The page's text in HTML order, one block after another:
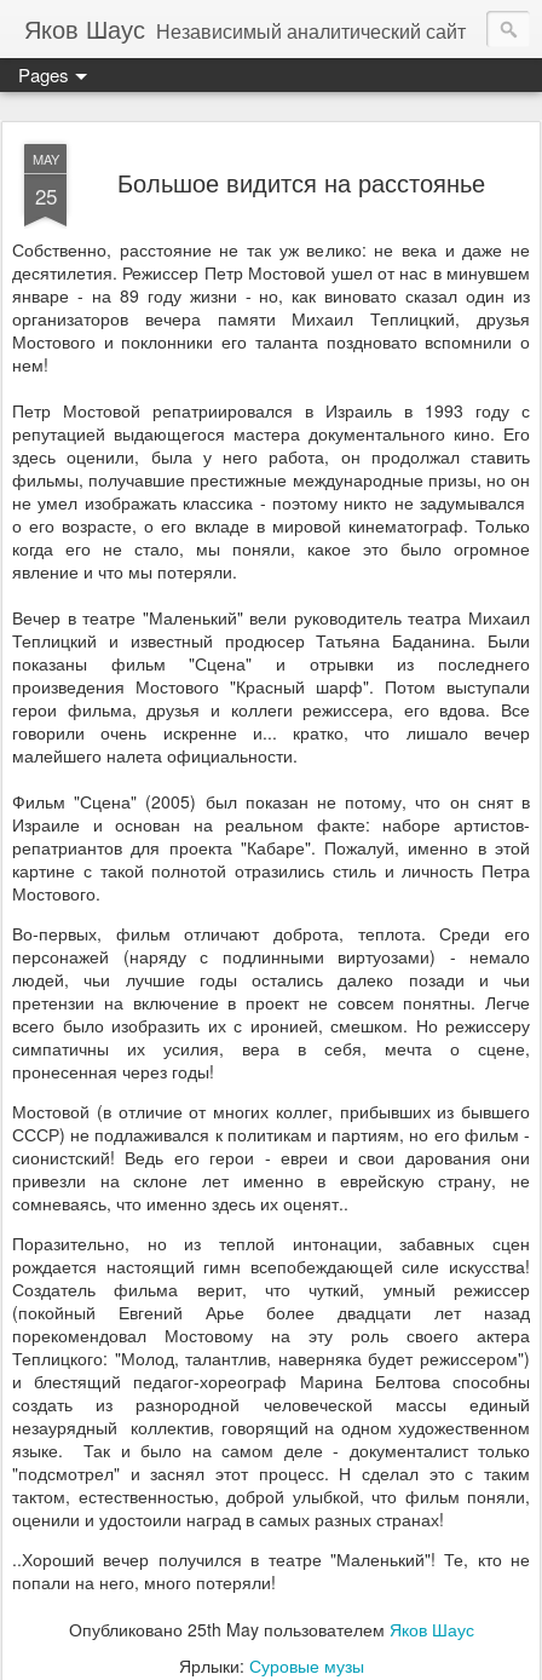
Яков Шаус Независимый аналитический сайт
Pages
MAY
25 Большое видится на расстоянье
Собственно, расстояние не так уж велико: не века и даже не
десятилетия. Режиссер Петр Мостовой ушел от нас в минувшем
январе - на 89 году жизни - но, как виновато сказал один из
организаторов вечера памяти Михаил Теплицкий, друзья
Мостового и поклонники его таланта поздновато вспомнили о
нем!
Петр Мостовой репатриировался в Израиль в 1993 году с
репутацией выдающегося мастера документального кино. Его
здесь оценили, была у него работа, он продолжал ставить
фильмы, получавшие престижные международные призы, но он
не умел изображать классика - поэтому никто не задумывался
о его возрасте, о его вкладе в мировой кинематограф. Только
когда его не стало, мы поняли, какое это было огромное
явление и что мы потеряли.
Вечер в театре "Маленький" вели руководитель театра Михаил
Теплицкий и известный продюсер Татьяна Баданина. Были
показаны фильм "Сцена" и отрывки из последнего
произведения Мостового "Красный шарф". Потом выступали
герои фильма, друзья и коллеги режиссера, его вдова. Все
говорили очень искренне и... кратко, что лишало вечер
малейшего налета официальности.
Фильм "Сцена" (2005) был показан не потому, что он снят в
Израиле и основан на реальном факте: наборе артистов-
репатриантов для проекта "Кабаре". Пожалуй, именно в этой
картине с такой полнотой отразились стиль и личность Петра
Мостового.
Во-первых, фильм отличают доброта, теплота. Среди его
персонажей (наряду с подлинными виртуозами) - немало
людей, чьи лучшие годы остались далеко позади и чьи
претензии на включение в проект не совсем понятны. Легче
всего было изобразить их с иронией, смешком. Но режиссеру
симпатичны их усилия, вера в себя, мечта о сцене,
пронесенная через годы!
Мостовой (в отличие от многих коллег, прибывших из бывшего
СССР) не подлаживался к политикам и партиям, но его фильм -
сионистский! Ведь его герои - евреи и свои дарования они
привезли на склоне лет именно в еврейскую страну, не
сомневаясь, что именно здесь их оценят..
Поразительно, но из теплой интонации, забавных сцен
рождается настоящий гимн всепобеждающей силе искусства!
Создатель фильма верит, что чуткий, умный режиссер
(покойный Евгений Арье более двадцати лет назад
порекомендовал Мостовому на эту роль своего актера
Теплицкого: "Молод, талантлив, наверняка будет режиссером")
и блестящий педагог-хореограф Марина Белтова способны
создать из разнородной человеческой массы единый
незаурядный коллектив, говорящий на одном художественном
языке. Так и было на самом деле - документалист только
"подсмотрел" и заснял этот процесс. Н сделал это с таким
тактом, естественностью, доброй улыбкой, что фильм поняли,
оценили и удостоили наград в самых разных странах!
..Хороший вечер получился в театре "Маленький"! Те, кто не
попали на него, много потеряли!
Опубликовано 25th Mayпользователем Яков Шаус
Ярлыки: Суровые музы